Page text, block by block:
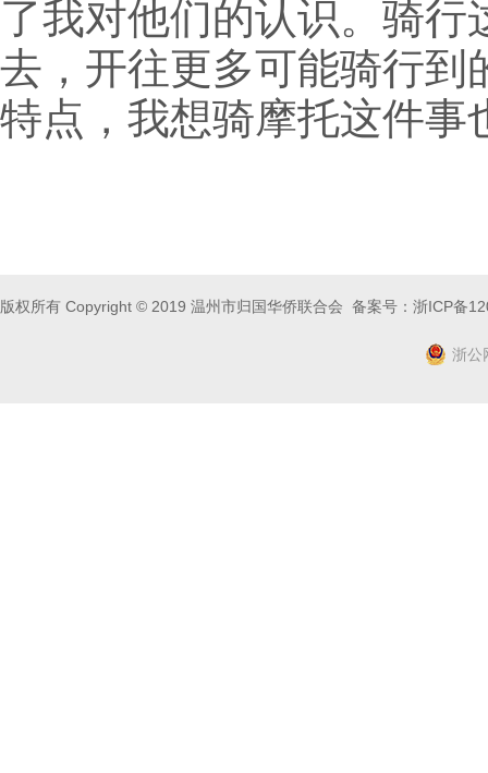
了我对他们的认识。骑
去，开往更多可能骑行到
特点，我想骑摩托这件事
版权所有 Copyright © 2019 温州市归国华侨联合会 备案号： 浙ICP备
浙公